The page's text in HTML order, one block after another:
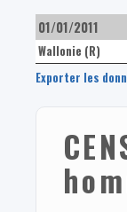
01/01/2011
Wallonie (R)
Exporter les